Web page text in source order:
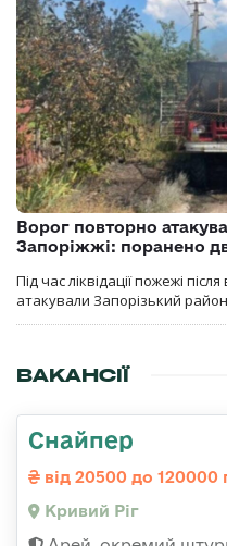
Ворог повторно
Запоріжжі: поранено
Під час ліквідації пожежі
атакували Запорізький
ВАКАНСІЇ
Снайпер
від 20500 до 120000
Кривий Ріг